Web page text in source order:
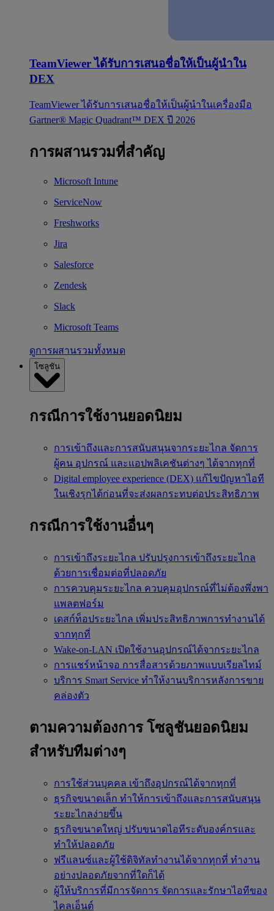
TeamViewer ได้รับการเสนอชื่อให้เป็นผู้นำใน
DEX
TeamViewer ได้รับการเสนอชื่อให้เป็นผู้นำในเครื่องมือ
Gartner® Magic Quadrant™ DEX ปี 2026
การผสานรวมที่สำคัญ
Microsoft Intune
ServiceNow
Freshworks
Jira
Salesforce
Zendesk
Slack
Microsoft Teams
ดูการผสานรวมทั้งหมด
โซลูชัน
กรณีการใช้งานยอดนิยม
การเข้าถึงและการสนับสนุนจากระยะไกล จัดการ
ผู้คน อุปกรณ์ และแอปพลิเคชันต่างๆ ได้จากทุกที่
Digital employee experience (DEX) แก้ไขปัญหาไอที
ในเชิงรุกได้ก่อนที่จะส่งผลกระทบต่อประสิทธิภาพ
กรณีการใช้งานอื่นๆ
การเข้าถึงระยะไกล ปรับปรุงการเข้าถึงระยะไกล
ด้วยการเชื่อมต่อที่ปลอดภัย
การควบคุมระยะไกล ควบคุมอุปกรณ์ที่ไม่ต้องพึ่งพา
แพลตฟอร์ม
เดสก์ท็อประยะไกล เพิ่มประสิทธิภาพการทำงานได้
จากทุกที่
Wake-on-LAN เปิดใช้งานอุปกรณ์ได้จากระยะไกล
การแชร์หน้าจอ การสื่อสารด้วยภาพแบบเรียลไทม์
บริการ Smart Service ทำให้งานบริการหลังการขาย
คล่องตัว
ตามความต้องการ โซลูชันยอดนิยม
สำหรับทีมต่างๆ
การใช้ส่วนบุคคล เข้าถึงอุปกรณ์ได้จากทุกที่
ธุรกิจขนาดเล็ก ทำให้การเข้าถึงและการสนับสนุน
ระยะไกลง่ายขึ้น
ธุรกิจขนาดใหญ่ ปรับขนาดไอทีระดับองค์กรและ
ทำให้ปลอดภัย
ฟรีแลนซ์และผู้ใช้ดิจิทัลทำงานได้จากทุกที่ ทำงาน
อย่างปลอดภัยจากที่ใดก็ได้
ผู้ให้บริการที่มีการจัดการ จัดการและรักษาไอทีของ
ไคลเอ็นต์